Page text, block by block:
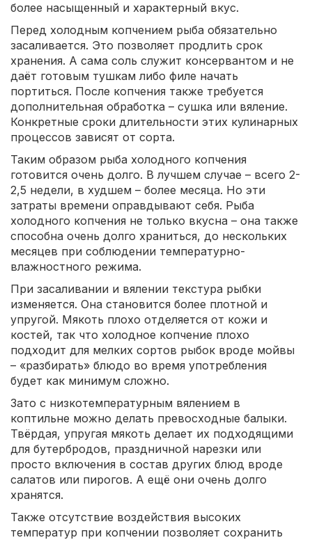
более насыщенный и характерный вкус.
Перед холодным копчением рыба обязательно
засаливается. Это позволяет продлить срок
хранения. А сама соль служит консервантом и не
даёт готовым тушкам либо филе начать
портиться. После копчения также требуется
дополнительная обработка – сушка или вяление.
Конкретные сроки длительности этих кулинарных
процессов зависят от сорта.
Таким образом рыба холодного копчения
готовится очень долго. В лучшем случае – всего 2-
2,5 недели, в худшем – более месяца. Но эти
затраты времени оправдывают себя. Рыба
холодного копчения не только вкусна – она также
способна очень долго храниться, до нескольких
месяцев при соблюдении температурно-
влажностного режима.
При засаливании и вялении текстура рыбки
изменяется. Она становится более плотной и
упругой. Мякоть плохо отделяется от кожи и
костей, так что холодное копчение плохо
подходит для мелких сортов рыбок вроде мойвы
– «разбирать» блюдо во время употребления
будет как минимум сложно.
Зато с низкотемпературным вялением в
коптильне можно делать превосходные балыки.
Твёрдая, упругая мякоть делает их подходящими
для бутербродов, праздничной нарезки или
просто включения в состав других блюд вроде
салатов или пирогов. А ещё они очень долго
хранятся.
Также отсутствие воздействия высоких
температур при копчении позволяет сохранить